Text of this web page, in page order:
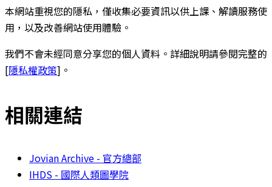
本網站重視您的隱私，僅收集必要資訊以供上課、解讀服務使
用，以及改善網站使用體驗。
我們不會未經同意分享您的個人資料。詳細說明請參閱完整的
[隱私權政策]。
相關連結
Jovian Archive - 官方總部
IHDS - 國際人類圖學院